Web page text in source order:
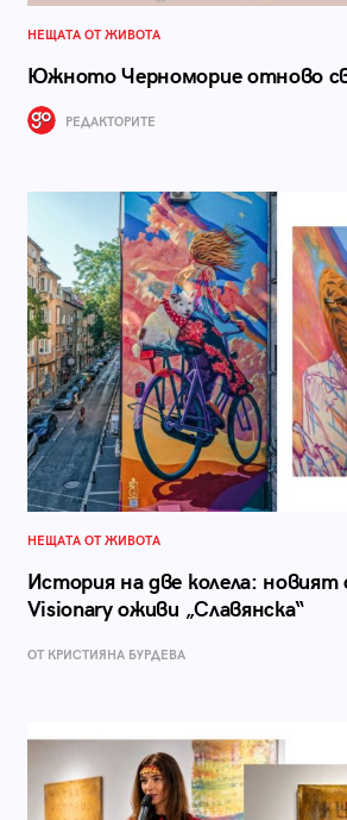
НЕЩАТА ОТ ЖИВОТА
Южното Черноморие отново
РЕДАКТОРИТЕ
НЕЩАТА ОТ ЖИВОТА
История на две колела: новият
Visionary оживи „Славянска“
ОТ КРИСТИЯНА БУРДЕВА